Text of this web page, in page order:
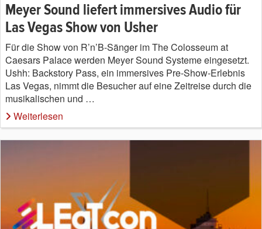
Meyer Sound liefert immersives Audio für
Las Vegas Show von Usher
Für die Show von R’n’B-Sänger im The Colosseum at
Caesars Palace werden Meyer Sound Systeme eingesetzt.
Ushh: Backstory Pass, ein immersives Pre-Show-Erlebnis
Las Vegas, nimmt die Besucher auf eine Zeitreise durch die
musikalischen und …
Weiterlesen